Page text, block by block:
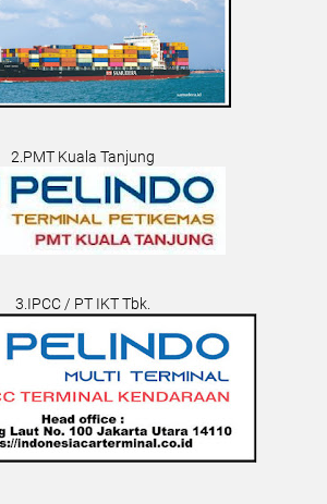
2.PMT Kuala Tanjung
3.IPCC / PT IKT Tbk.